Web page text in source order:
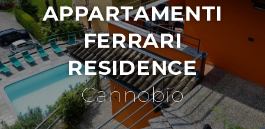
APPARTAMENTI
FERRARI
RESIDENCE
Cannobio